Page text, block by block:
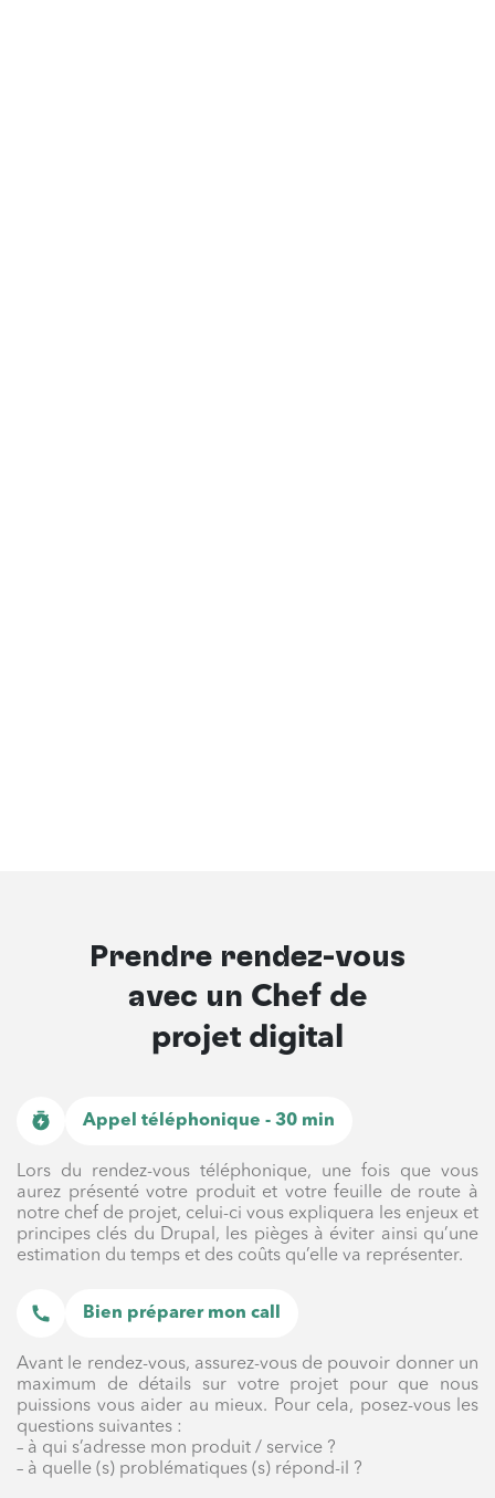
Prendre rendez-vous
avec un Chef de
projet digital
Appel téléphonique - 30 min
Lors du rendez-vous téléphonique, une fois que vous
aurez présenté votre produit et votre feuille de route à
notre chef de projet, celui-ci vous expliquera les enjeux et
principes clés du Drupal, les pièges à éviter ainsi qu’une
estimation du temps et des coûts qu’elle va représenter.
Bien préparer mon call
Avant le rendez-vous, assurez-vous de pouvoir donner un
maximum de détails sur votre projet pour que nous
puissions vous aider au mieux. Pour cela, posez-vous les
questions suivantes :
– à qui s’adresse mon produit / service ?
– à quelle (s) problématiques (s) répond-il ?